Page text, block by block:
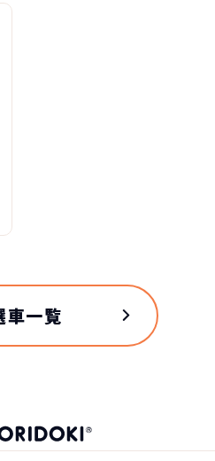
局ローンで
ど、まとまったお金がない。
車検が不要！
不要の定額料
、自分のものにならないんで
っぱい！
の特徴
車一覧